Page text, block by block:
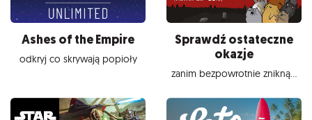
Ashes of the Empire
odkryj co skrywają popioły
Sprawdź ostateczne
okazje
zanim bezpowrotnie znikną...